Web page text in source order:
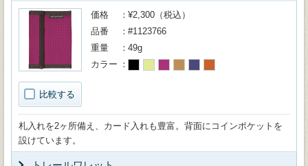
比較する
価格
¥2,300（税込）
品番
#1123766
重量
49g
カラー
札入れを2ヶ所備え、カード入れも豊富。背面にコインポケットを
設けています。